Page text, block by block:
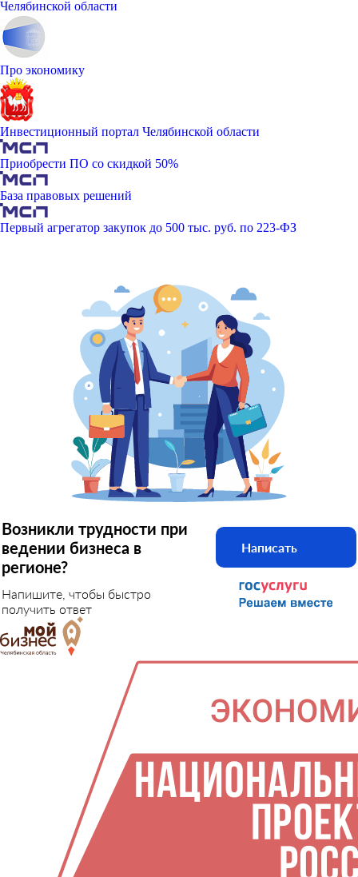
Челябинской области
Про экономику
Инвестиционный портал Челябинской области
Приобрести ПО со скидкой 50%
База правовых решений
Первый агрегатор закупок до 500 тыс. руб. по 223-ФЗ
Возникли трудности при
ведении бизнеса в
регионе?
Напишите, чтобы быстро
получить ответ
Написать